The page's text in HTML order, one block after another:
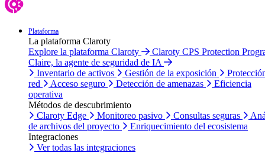
Plataforma
La plataforma Claroty
Explore la plataforma Claroty
Claroty CPS Protection
Claire, la agente de seguridad de IA
Inventario de activos
Gestión de la exposición
red
Acceso seguro Detección de amenazas
Eficiencia
operativa
Métodos de descubrimiento
Claroty Edge
Monitoreo pasivo Consultas seguras
de archivos del proyecto
Enriquecimiento del ecosistema
Integraciones
Ver todas las integraciones